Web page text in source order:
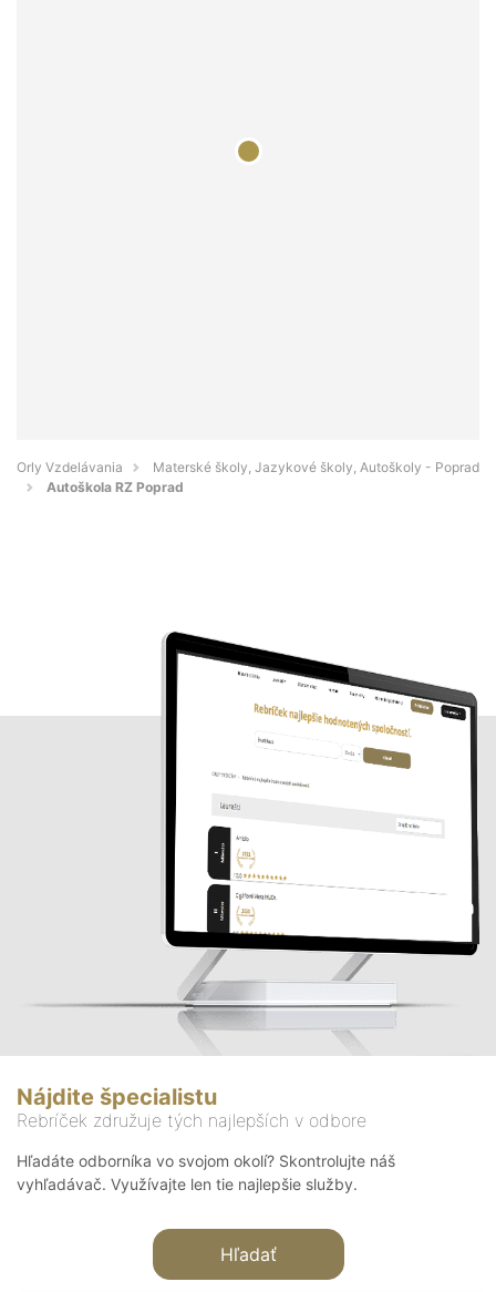
Orly Vzdelávania
Materské školy, Jazykové školy, Autoškoly - Poprad
Autoškola RZ Poprad
Nájdite špecialistu
Rebríček združuje tých najlepších v odbore
Hľadáte odborníka vo svojom okolí? Skontrolujte náš
vyhľadávač. Využívajte len tie najlepšie služby.
Hľadať